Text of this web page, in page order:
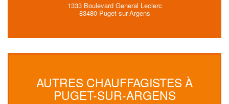
1333 Boulevard General Leclerc
83480 Puget-sur-Argens
AUTRES CHAUFFAGISTES À
PUGET-SUR-ARGENS